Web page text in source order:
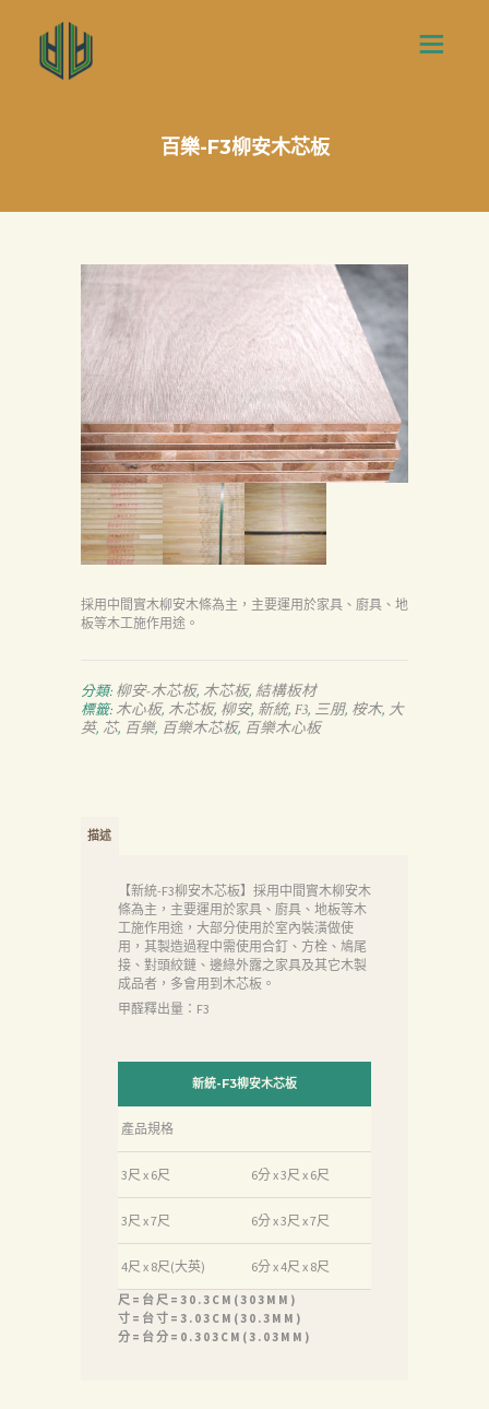
百樂-F3柳安木芯板
採用中間實木柳安木條為主，主要運用於家具、廚具、地
板等木工施作用途。
分類: 柳安-木芯板, 木芯板, 結構板材
標籤: 木心板, 木芯板, 柳安, 新統, F3, 三朋, 桉木, 大
英, 芯, 百樂, 百樂木芯板, 百樂木心板
描述
【新統-F3柳安木芯板】採用中間實木柳安木
條為主，主要運用於家具、廚具、地板等木
工施作用途，大部分使用於室內裝潢做使
用，其製造過程中需使用合釘、方栓、鳩尾
接、對頭絞鏈、邊綠外露之家具及其它木製
成品者，多會用到木芯板。
甲醛釋出量：F3
新統-F3柳安木芯板
產品規格
3尺 x 6尺 6分 x 3尺 x 6尺
3尺 x 7尺 6分 x 3尺 x 7尺
4尺 x 8尺(大英) 6分 x 4尺 x 8尺
尺=台尺=30.3CM(303MM)
寸=台寸=3.03CM(30.3MM)
分=台分=0.303CM(3.03MM)